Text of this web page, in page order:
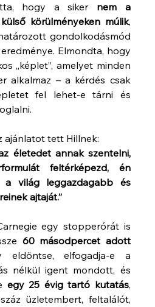
hogy a siker nem a
körülményeken múlik,
gondolkodásmód
Elmondta, hogy
„képlet”, amelyet minden
alkalmaz – a kérdés csak
fel lehet-e tárni és
ajánlatot tett Hillnek:
életedet annak szentelni,
feltérképezd, én
a világ leggazdagabb és
ajtaját.”
egy stopperórát is
60 másodpercet adott
elfogadja-e a
nélkül igent mondott, és
egy 25 évig tartó kutatás,
üzletembert, feltalálót,